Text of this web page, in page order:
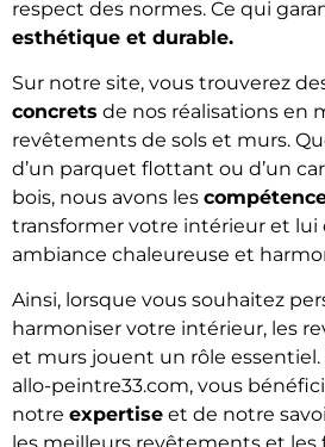
respect des normes. Ce qui
esthétique et durable.
Sur notre site, vous trouverez
concrets de nos réalisations en
revêtements de sols et murs.
d’un parquet flottant ou d’un
bois, nous avons les
transformer votre intérieur et lui
ambiance chaleureuse et
Ainsi, lorsque vous souhaitez
harmoniser votre intérieur, les
et murs jouent un rôle essentiel.
allo-peintre33.com, vous
notre expertise et de notre